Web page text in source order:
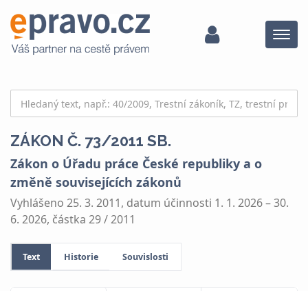
Menu
ZÁKON Č. 73/2011 SB.
Zákon o Úřadu práce České republiky a o
změně souvisejících zákonů
Vyhlášeno 25. 3. 2011, datum účinnosti 1. 1. 2026 – 30.
6. 2026, částka 29 / 2011
Text Historie Souvislosti